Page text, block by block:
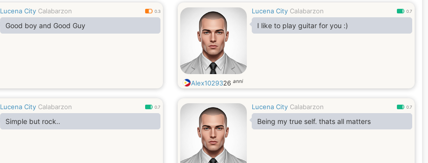
Lucena City Calabarzon 0.3
Good boy and Good Guy
Lucena City Calabarzon 0.7
I like to play guitar for you :)
Alex1029326 anni
Lucena City Calabarzon 0.7
Simple but rock..
Lucena City Calabarzon 0.7
Being my true self. thats all matters